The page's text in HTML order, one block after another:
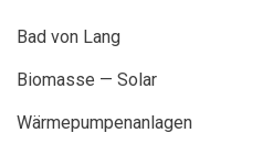
Bad von Lang
Biomasse — Solar
Wärmepumpenanlagen